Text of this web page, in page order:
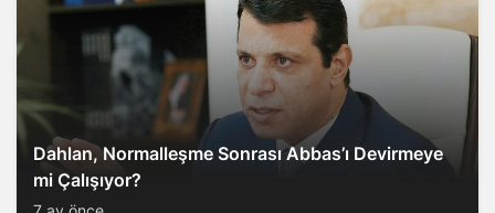
Dahlan, Normalleşme Sonrası Abbas’ı Devirmeye
mi Çalışıyor?